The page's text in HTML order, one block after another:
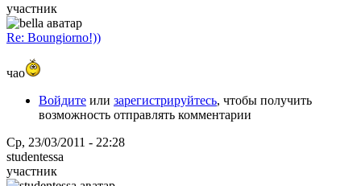
участник
Re: Boungiorno!))
чао
Войдите или зарегистрируйтесь, чтобы получить
возможность отправлять комментарии
Ср, 23/03/2011 - 22:28
studentessa
участник